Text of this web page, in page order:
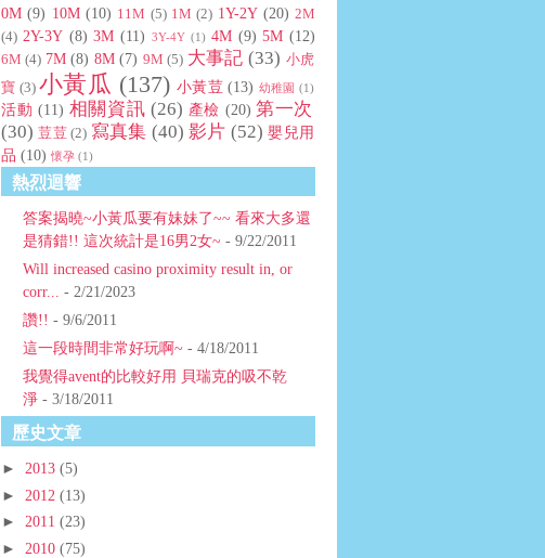
0M (9) 10M (10) 11M (5) 1M (2) 1Y-2Y (20) 2M
(4) 2Y-3Y (8) 3M (11) 3Y-4Y (1) 4M (9) 5M (12)
6M (4) 7M (8) 8M (7) 9M (5) 大事記 (33) 小虎
寶 (3) 小黃瓜 (137) 小黃荳 (13) 幼稚園 (1)
活動 (11) 相關資訊 (26) 產檢 (20) 第一次
(30) 荳荳 (2) 寫真集 (40) 影片 (52) 嬰兒用
品 (10) 懷孕 (1)
熱烈迴響
答案揭曉~小黃瓜要有妹妹了~~ 看來大多還
是猜錯!! 這次統計是16男2女~ - 9/22/2011
Will increased casino proximity result in, or
corr... - 2/21/2023
讚!! - 9/6/2011
這一段時間非常好玩啊~ - 4/18/2011
我覺得avent的比較好用 貝瑞克的吸不乾
淨 - 3/18/2011
歷史文章
► 2013 (5)
► 2012 (13)
► 2011 (23)
► 2010 (75)